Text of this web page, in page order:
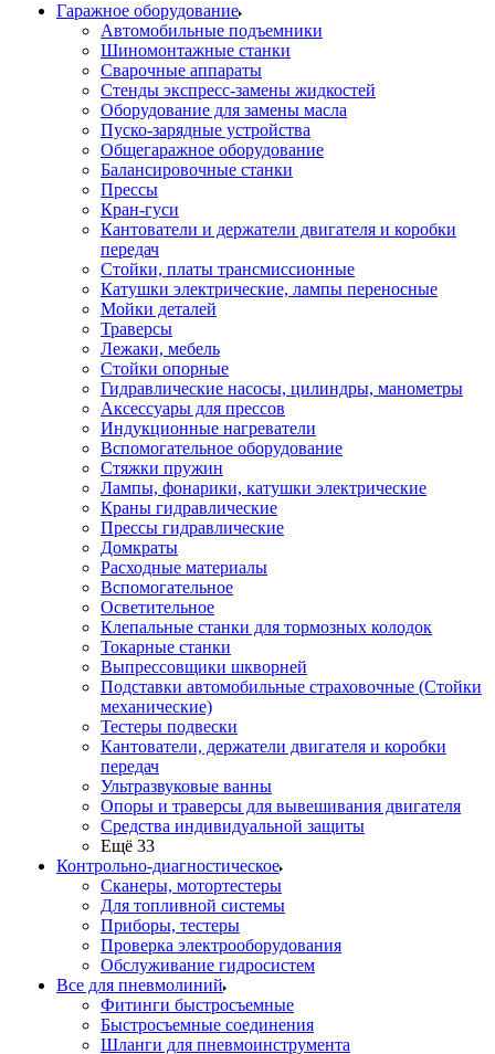
Гаражное оборудование
Автомобильные подъемники
Шиномонтажные станки
Сварочные аппараты
Стенды экспресс-замены жидкостей
Оборудование для замены масла
Пуско-зарядные устройства
Общегаражное оборудование
Балансировочные станки
Прессы
Кран-гуси
Кантователи и держатели двигателя и коробки
передач
Стойки, платы трансмиссионные
Катушки электрические, лампы переносные
Мойки деталей
Траверсы
Лежаки, мебель
Стойки опорные
Гидравлические насосы, цилиндры, манометры
Аксессуары для прессов
Индукционные нагреватели
Вспомогательное оборудование
Стяжки пружин
Лампы, фонарики, катушки электрические
Краны гидравлические
Прессы гидравлические
Домкраты
Расходные материалы
Вспомогательное
Осветительное
Клепальные станки для тормозных колодок
Токарные станки
Выпрессовщики шкворней
Подставки автомобильные страховочные (Стойки
механические)
Тестеры подвески
Кантователи, держатели двигателя и коробки
передач
Ультразвуковые ванны
Опоры и траверсы для вывешивания двигателя
Средства индивидуальной защиты
Ещё 33
Контрольно-диагностическое
Сканеры, мотортестеры
Для топливной системы
Приборы, тестеры
Проверка электрооборудования
Обслуживание гидросистем
Все для пневмолиний
Фитинги быстросъемные
Быстросъемные соединения
Шланги для пневмоинструмента